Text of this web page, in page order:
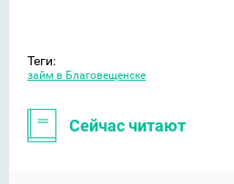
Теги:
займ в Благовещенске
Сейчас читают